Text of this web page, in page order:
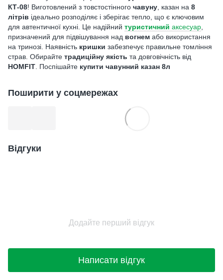
КТ-08! Виготовлений з товстостінного чавуну , казан на 8
літрів ідеально розподіляє і зберігає тепло, що є ключовим
для автентичної кухні. Це надійний туристичний аксесуар
призначений для підвішування над вогнем або використання
на тринозі. Наявність кришки забезпечує правильне томління
страв. Обирайте традиційну якість та довговічність від
HOMFIT . Поспішайте купити чавунний казан 8л
Поширити у соцмережах
Відгуки
Додайте перший відгук
Написати відгук